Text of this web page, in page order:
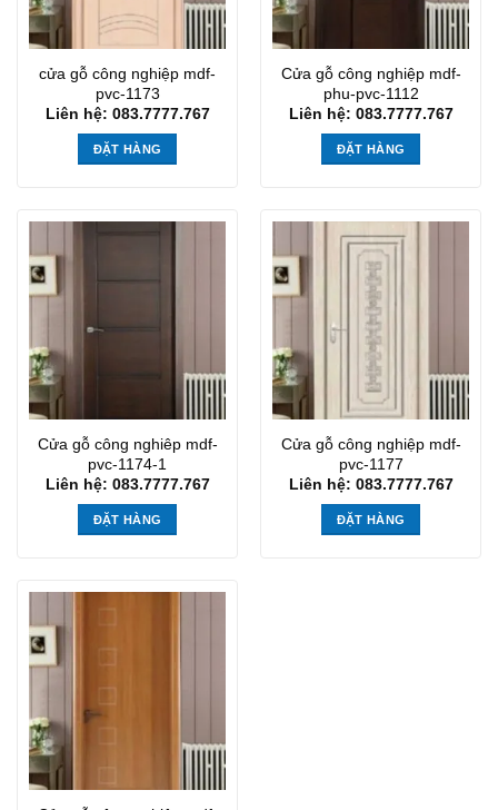
cửa gỗ công nghiệp mdf-
pvc-1173
Liên hệ: 083.7777.767
ĐẶT HÀNG
Cửa gỗ công nghiệp mdf-
phu-pvc-1112
Liên hệ: 083.7777.767
ĐẶT HÀNG
Cửa gỗ công nghiêp mdf-
pvc-1174-1
Liên hệ: 083.7777.767
ĐẶT HÀNG
Cửa gỗ công nghiệp mdf-
pvc-1177
Liên hệ: 083.7777.767
ĐẶT HÀNG